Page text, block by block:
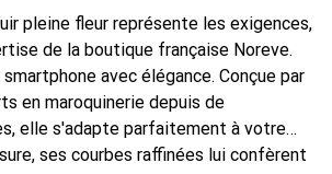
pleine fleur représente les exigences,
de la boutique française Noreve.
avec élégance. Conçue par
en maroquinerie depuis de
elle s'adapte parfaitement à votre
ses courbes raffinées lui confèrent